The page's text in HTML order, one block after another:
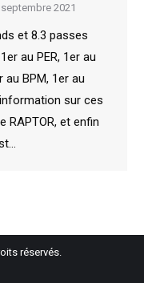
2021
et 8.3 passes
au PER, 1er au
au BPM, 1er au
sur ces
RAPTOR, et enfin
réservés.